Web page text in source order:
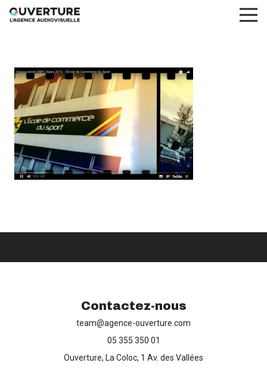
Production de films
Captation d’événements
Contactez-nous
team@agence-ouverture.com
05 355 350 01
Ouverture, La Coloc, 1 Av. des Vallées